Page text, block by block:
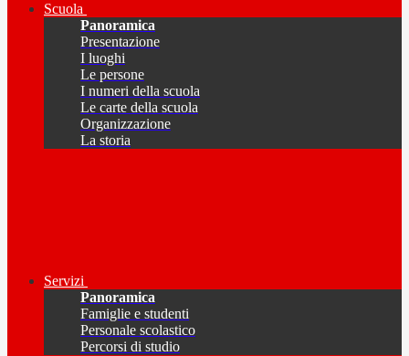
Scuola
Panoramica
Presentazione
I luoghi
Le persone
I numeri della scuola
Le carte della scuola
Organizzazione
La storia
Servizi
Panoramica
Famiglie e studenti
Personale scolastico
Percorsi di studio